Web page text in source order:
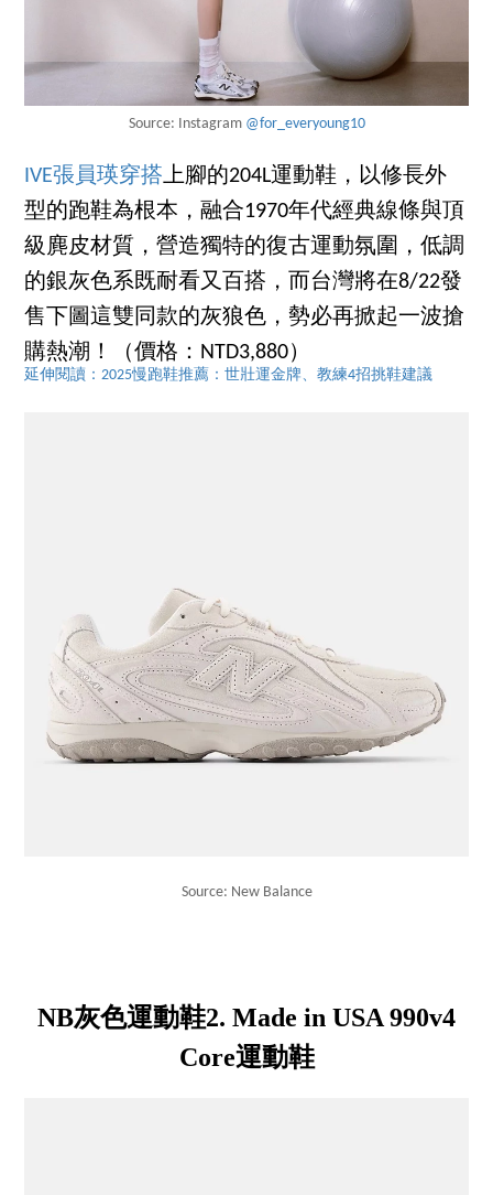
Source: Instagram @for_everyoung10
IVE張員瑛穿搭上腳的204L運動鞋，以修長外
型的跑鞋為根本，融合1970年代經典線條與頂
級麂皮材質，營造獨特的復古運動氛圍，低調
的銀灰色系既耐看又百搭，而台灣將在8/22發
售下圖這雙同款的灰狼色，勢必再掀起一波搶
購熱潮！（價格：NTD3,880）
延伸閱讀：2025慢跑鞋推薦：世壯運金牌、教練4招挑鞋建議
Source: New Balance
NB灰色運動鞋2. Made in USA 990v4
Core運動鞋